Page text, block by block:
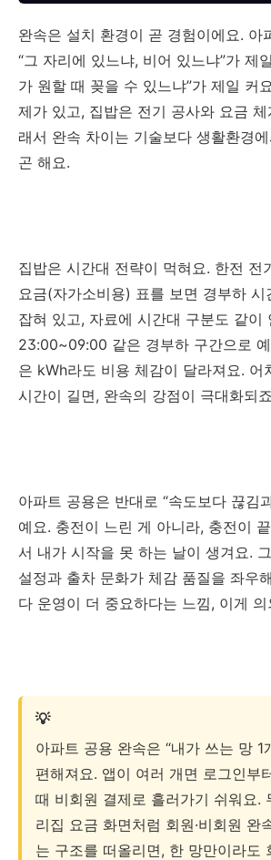
완속은 설치 환경이 곧 경험이에요. 아
“그 자리에 있느냐, 비어 있느냐”가 제
가 원할 때 꽂을 수 있느냐”가 제일 커
제가 있고, 집밥은 전기 공사와 요금
래서 완속 차이는 기술보다 생활환경
곤 해요.
집밥은 시간대 전략이 먹혀요. 한전 전
요금(자가소비용) 표를 보면 경부하 시
잡혀 있고, 자료에 시간대 구분도 같이
23:00~09:00 같은 경부하 구간으로
은 kWh라도 비용 체감이 달라져요. 어
시간이 길면, 완속의 강점이 극대화되
아파트 공용은 반대로 “속도보다 끊김
예요. 충전이 느린 게 아니라, 충전이
서 내가 시작을 못 하는 날이 생겨요.
설정과 출차 문화가 체감 품질을 좌우
다 운영이 더 중요하다는 느낌, 이게 의
💡
아파트 공용 완속은 “내가 쓰는 망 1
편해져요. 앱이 여러 개면 로그인부
때 비회원 결제로 흘러가기 쉬워요.
리집 요금 화면처럼 회원·비회원 완
는 구조를 떠올리면, 한 망만이라도